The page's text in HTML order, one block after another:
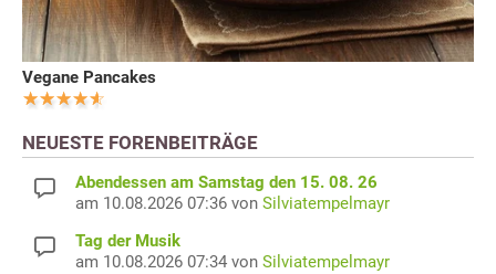
Vegane Pancakes
NEUESTE FORENBEITRÄGE
Abendessen am Samstag den 15. 08. 26
am 10.08.2026 07:36 von Silviatempelmayr
Tag der Musik
am 10.08.2026 07:34 von Silviatempelmayr